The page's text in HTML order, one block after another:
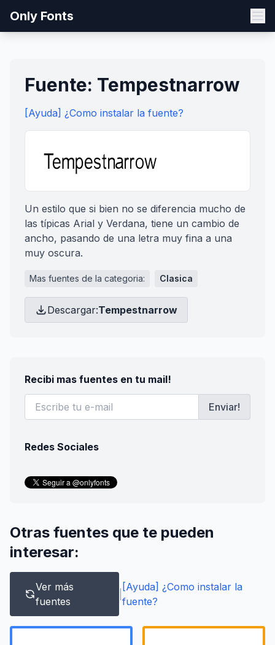
Only Fonts
Fuente: Tempestnarrow
[Ayuda] ¿Como instalar la fuente?
Un estilo que si bien no se diferencia mucho de
las típicas Arial y Verdana, tiene un cambio de
ancho, pasando de una letra muy fina a una
muy oscura.
Mas fuentes de la categoria: Clasica
Descargar:Tempestnarrow
Recibi mas fuentes en tu mail!
Enviar!
Redes Sociales
Otras fuentes que te pueden
interesar:
Ver más
fuentes
[Ayuda] ¿Como instalar la
fuente?